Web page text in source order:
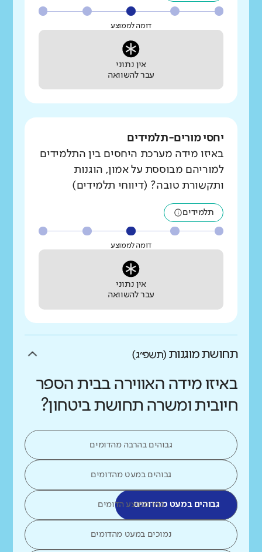
דומה לממוצע
אין נתוני
עבר להשוואה
יחסי מורים-תלמידים
באיזו מידה מערכת היחסים בין התלמידים
למוריהם מבוססת על אמון, הוגנות
ותקשורת טובה? (דיווחי תלמידים)
תלמידים
דומה לממוצע
אין נתוני
עבר להשוואה
תחושת מוגנות (תשפ״ג)
באיזו מידה האווירה בבית הספר
חיובית ומשרה תחושת ביטחון?
גבוהים בהרבה מהדומים
גבוהים במעט מהדומים
גבוהים במעט מהדומיםכמו ממוצע הדומים
נמוכים במעט מהדומים